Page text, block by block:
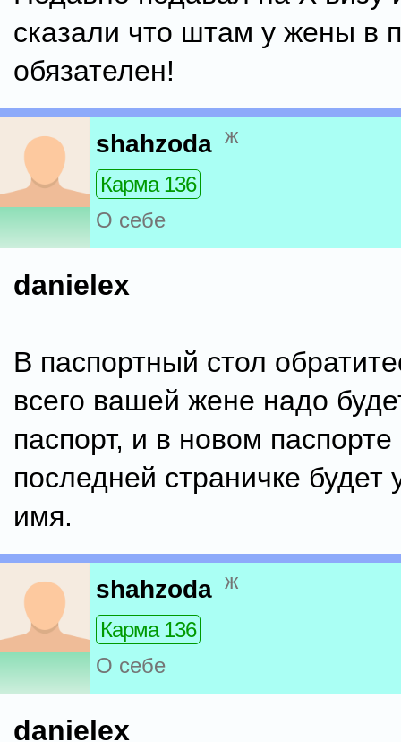
сказали что штам у жены в
обязателен!
shahzoda ж
Карма 136
О себе
danielex
В паспортный стол
всего вашей жене надо
паспорт, и в новом паспорте
последней страничке будет
имя.
shahzoda ж
Карма 136
О себе
danielex